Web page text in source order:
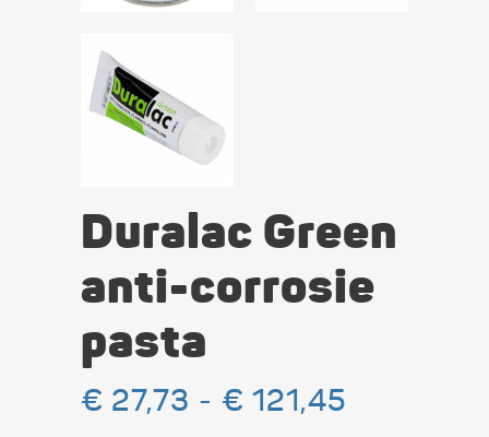
Duralac Green
anti-corrosie
pasta
€ 27,73 - € 121,45